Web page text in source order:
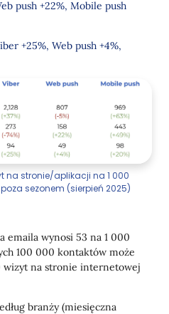
push +22%, Mobile push
+25%, Web push +4%,
na stronie/aplikacji na 1 000
sezonem (sierpień 2025)
emaila wynosi 53 na 1 000
100 000 kontaktów może
wizyt na stronie internetowej
branży (miesięczna